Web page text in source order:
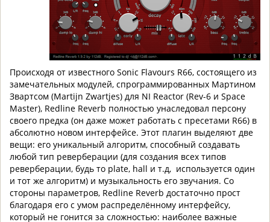
Происходя от известного Sonic Flavours R66, состоящего из
замечательных модулей, спрограммированных Мартином
Звартсом (Martijn Zwartjes) для NI Reactor (Rev-6 и Space
Master), Redline Reverb полностью унаследовал персону
своего предка (он даже может работать с пресетами R66) в
абсолютно новом интерфейсе. Этот плагин выделяют две
вещи: его уникальный алгоритм, способный создавать
любой тип реверберации (для создания всех типов
реверберации, будь то plate, hall и т.д, используется один
и тот же алгоритм) и музыкальность его звучания. Со
стороны параметров, Redline Reverb достаточно прост
благодаря его с умом распределённому интерфейсу,
который не гонится за сложностью: наиболее важные